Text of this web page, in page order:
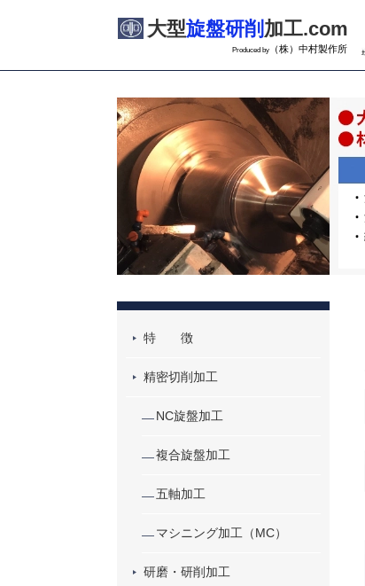
Produced by （株）中村製作所
大型旋盤研削 加工.com
特 徴
精密切削加工
NC旋盤加工
複合旋盤加工
五軸加工
マシニング加工（MC）
研磨・研削加工